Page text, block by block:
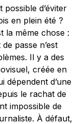
possible d’éviter
en plein été ?
la même chose :
passe n’est
Il y a des
créée en
dépendent d’une
le rachat de
impossible de
À défaut,